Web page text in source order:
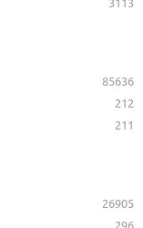
3113
85636
212
211
26905
296